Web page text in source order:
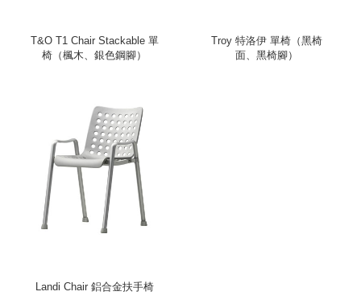
T&O T1 Chair Stackable 單
椅（楓木、銀色鋼腳）
Troy 特洛伊 單椅（黑椅
面、黑椅腳）
Landi Chair 鋁合金扶手椅